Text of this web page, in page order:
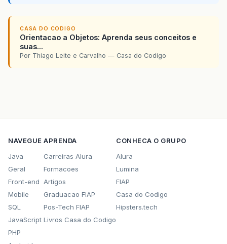
CASA DO CODIGO
Orientacao a Objetos: Aprenda seus conceitos e
suas...
Por Thiago Leite e Carvalho — Casa do Codigo
NAVEGUE
Java
Geral
Front-end
Mobile
SQL
JavaScript
PHP
APRENDA
Carreiras Alura
Formacoes
Artigos
Graduacao FIAP
Pos-Tech FIAP
Livros Casa do Codigo
CONHECA O GRUPO
Alura
Lumina
FIAP
Casa do Codigo
Hipsters.tech